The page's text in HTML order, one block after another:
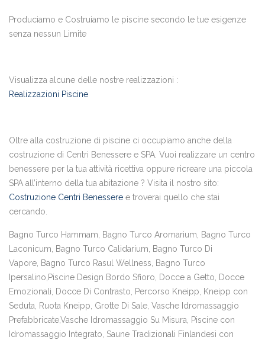
Produciamo e Costruiamo le piscine secondo le tue esigenze
senza nessun Limite
Visualizza alcune delle nostre realizzazioni :
Realizzazioni Piscine
Oltre alla costruzione di piscine ci occupiamo anche della
costruzione di Centri Benessere e SPA. Vuoi realizzare un centro
benessere per la tua attività ricettiva oppure ricreare una piccola
SPA all’interno della tua abitazione ? Visita il nostro sito:
Costruzione Centri Benessere e troverai quello che stai
cercando.
Bagno Turco Hammam, Bagno Turco Aromarium, Bagno Turco
Laconicum, Bagno Turco Calidarium, Bagno Turco Di
Vapore, Bagno Turco Rasul Wellness, Bagno Turco
Ipersalino,Piscine Design Bordo Sfioro, Docce a Getto, Docce
Emozionali, Docce Di Contrasto, Percorso Kneipp, Kneipp con
Seduta, Ruota Kneipp, Grotte Di Sale, Vasche Idromassaggio
Prefabbricate,Vasche Idromassaggio Su Misura, Piscine con
Idromassaggio Integrato, Saune Tradizionali Finlandesi con